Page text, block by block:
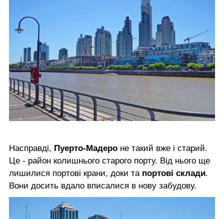
Насправді, Пуерто-Мадеро не такий вже і старий.
Це - район колишнього старого порту. Від нього ще
лишилися портові крани, доки та портові склади.
Вони досить вдало вписалися в нову забудову.